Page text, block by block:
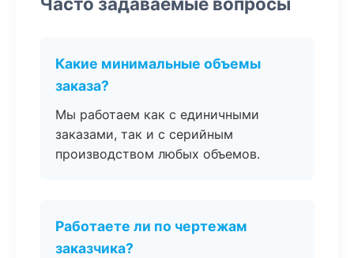
Какие минимальные объемы
заказа?
Мы работаем как с единичными
заказами, так и с серийным
производством любых объемов.
Работаете ли по чертежам
заказчика?